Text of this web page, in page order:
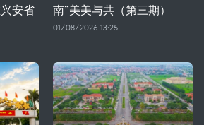
安省
南”美美与共（第三期）
01/08/2026 13:25